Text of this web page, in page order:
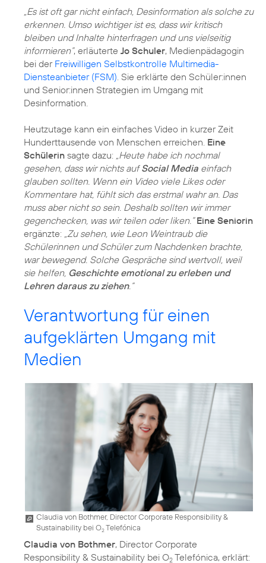
„Es ist oft gar nicht einfach, Desinformation als solche zu
erkennen. Umso wichtiger ist es, dass wir kritisch
bleiben und Inhalte hinterfragen und uns vielseitig
informieren”, erläuterte Jo Schuler, Medienpädagogin
bei der Freiwilligen Selbstkontrolle Multimedia-
Diensteanbieter (FSM) . Sie erklärte den Schüler:innen
und Senior:innen Strategien im Umgang mit
Desinformation.
Heutzutage kann ein einfaches Video in kurzer Zeit
Hunderttausende von Menschen erreichen. Eine
Schülerin sagte dazu: „Heute habe ich nochmal
gesehen, dass wir nichts aufSocial Media einfach
glauben sollten. Wenn ein Video viele Likes oder
Kommentare hat, fühlt sich das erstmal wahr an. Das
muss aber nicht so sein. Deshalb sollten wir immer
gegenchecken, was wir teilen oder liken.” Eine Seniorin
ergänzte: „Zu sehen, wie Leon Weintraub die
Schülerinnen und Schüler zum Nachdenken brachte,
war bewegend. Solche Gespräche sind wertvoll, weil
sie helfen, Geschichte emotional zu erleben und
Lehren daraus zu ziehen.“
Verantwortung für einen
aufgeklärten Umgang mit
Medien
Claudia von Bothmer, Director Corporate Responsibility &
Sustainability bei O2Telefónica
Claudia von Bothmer, Director Corporate
Responsibility & Sustainability bei O2 Telefónica, erklärt: